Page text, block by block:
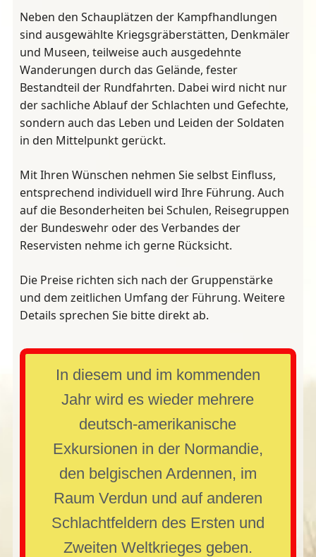
Neben den Schauplätzen der Kampfhandlungen
sind ausgewählte Kriegsgräberstätten, Denkmäler
und Museen, teilweise auch ausgedehnte
Wanderungen durch das Gelände, fester
Bestandteil der Rundfahrten. Dabei wird nicht nur
der sachliche Ablauf der Schlachten und Gefechte,
sondern auch das Leben und Leiden der Soldaten
in den Mittelpunkt gerückt.
Mit Ihren Wünschen nehmen Sie selbst Einfluss,
entsprechend individuell wird Ihre Führung. Auch
auf die Besonderheiten bei Schulen, Reisegruppen
der Bundeswehr oder des Verbandes der
Reservisten nehme ich gerne Rücksicht.
Die Preise richten sich nach der Gruppenstärke
und dem zeitlichen Umfang der Führung. Weitere
Details sprechen Sie bitte direkt ab.
In diesem und im kommenden
Jahr wird es wieder mehrere
deutsch-amerikanische
Exkursionen in der Normandie,
den belgischen Ardennen, im
Raum Verdun und auf anderen
Schlachtfeldern des Ersten und
Zweiten Weltkrieges geben.